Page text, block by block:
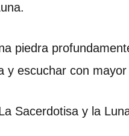
piedra
y escuchar con
Sacerdotisa y la